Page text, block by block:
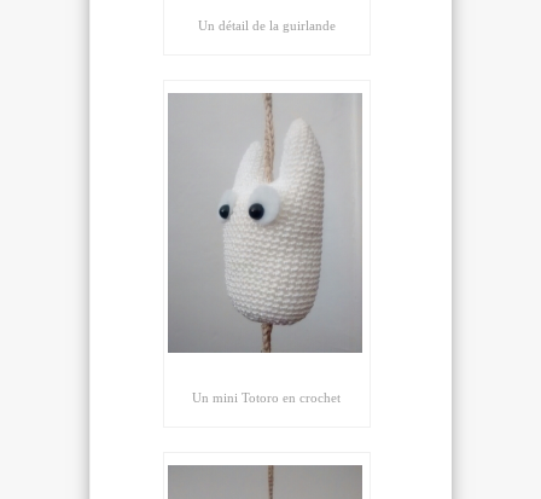
Un détail de la guirlande
Un mini Totoro en crochet